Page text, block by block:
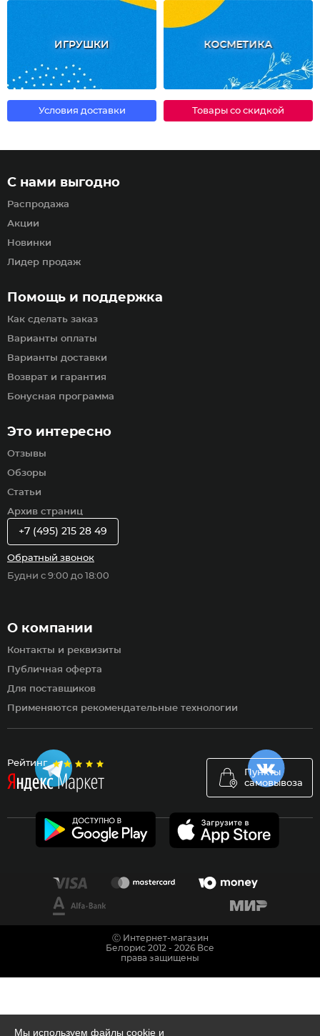
ИГРУШКИ КОСМЕТИКА
Условия доставки Товары со скидкой
Рейтинг
Пункты
самовывоза
Помощь и поддержка
Как сделать заказ
Варианты оплаты
Варианты доставки
Возврат и гарантия
Бонусная программа
С нами выгодно
Распродажа
Акции
Новинки
Лидер продаж
Это интересно
Отзывы
Обзоры
Статьи
Архив страниц
О компании
Контакты и реквизиты
Публичная оферта
Для поставщиков
Применяются рекомендательные технологии
+7 (495) 215 28 49
Обратный звонок
Будни с 9:00 до 18:00
Мы используем файлы cookie и
Ⓒ Интернет-магазин
Белорис 2012 - 2026 Все
права защищены